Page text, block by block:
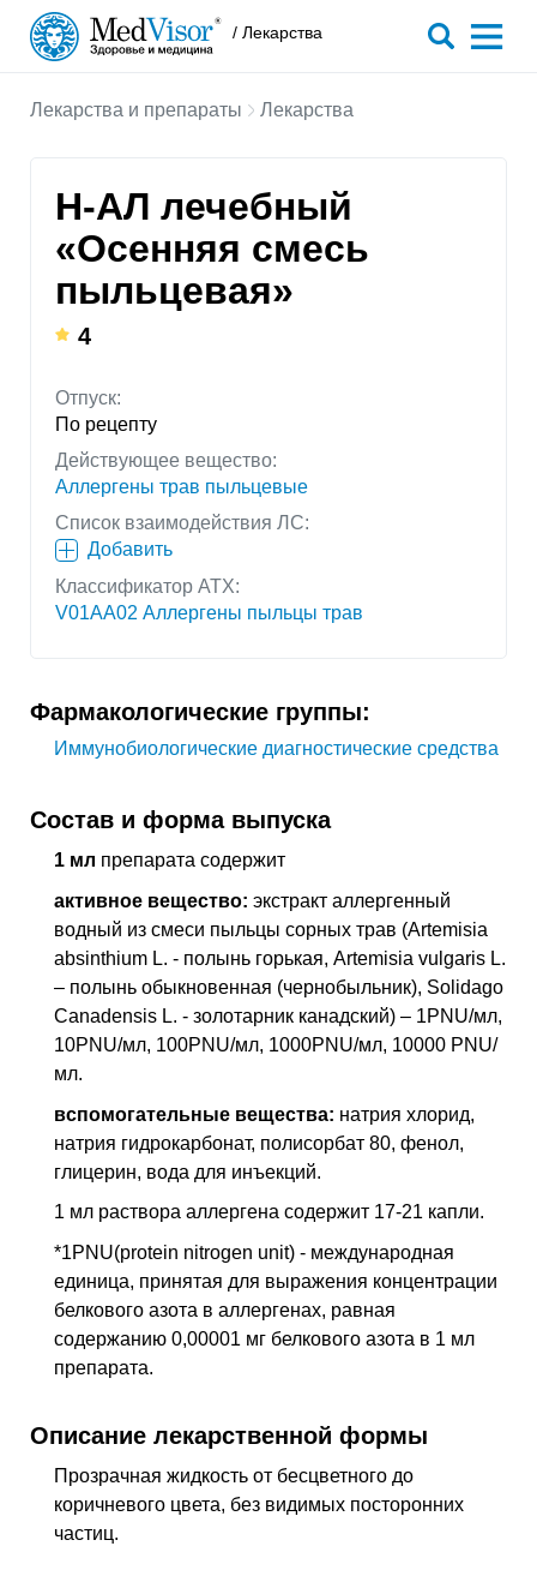
/ Лекарства
Лекарства и препараты Лекарства
Н-АЛ лечебный
«Осенняя смесь
пыльцевая»
4
Отпуск:
По рецепту
Действующее вещество:
Аллергены трав пыльцевые
Список взаимодействия ЛС:
Добавить
Классификатор АТХ:
V01AA02 Аллергены пыльцы трав
Фармакологические группы:
Иммунобиологические диагностические средства
Состав и форма выпуска
1 мл препарата содержит
активное вещество: экстракт аллергенный
водный из смеси пыльцы сорных трав (Artemisia
absinthium L. - полынь горькая, Artemisia vulgaris L.
– полынь обыкновенная (чернобыльник), Solidago
Canadensis L. - золотарник канадский) – 1PNU/мл,
10PNU/мл, 100PNU/мл, 1000PNU/мл, 10000 PNU/
мл.
вспомогательные вещества: натрия хлорид,
натрия гидрокарбонат, полисорбат 80, фенол,
глицерин, вода для инъекций.
1 мл раствора аллергена содержит 17-21 капли.
*1PNU(protein nitrogen unit) - международная
единица, принятая для выражения концентрации
белкового азота в аллергенах, равная
содержанию 0,00001 мг белкового азота в 1 мл
препарата.
Описание лекарственной формы
Прозрачная жидкость от бесцветного до
коричневого цвета, без видимых посторонних
частиц.